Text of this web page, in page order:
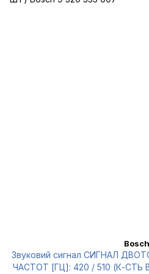
Bosch
Звуковий сигнал СИГНАЛ
ЧАСТОТ [ГЦ]: 420 / 510 (К-СТЬ